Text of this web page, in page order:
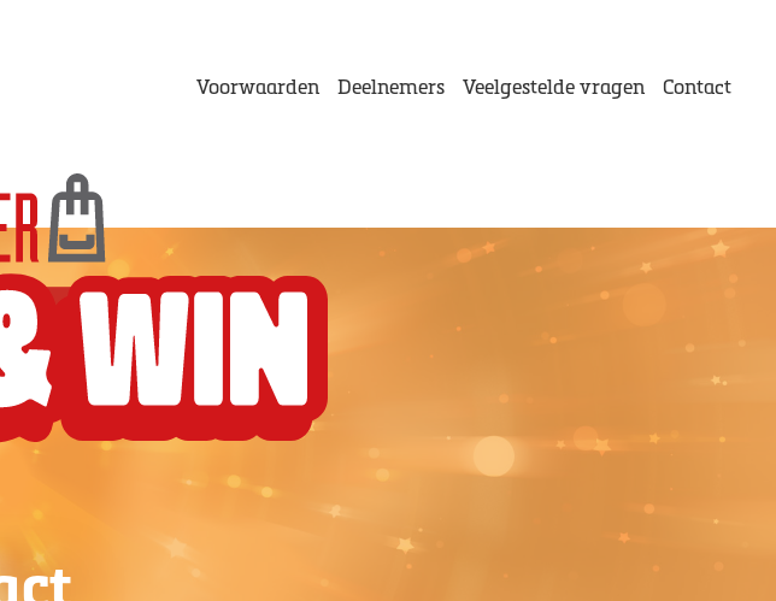
Voorwaarden Deelnemers Veelgestelde vragen Contact